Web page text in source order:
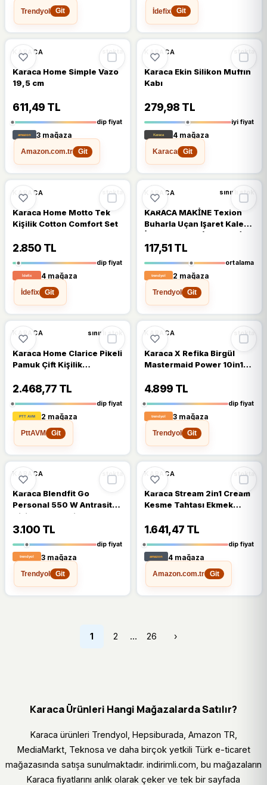
Trendyol Git İdefix Git
%53 %53 DÜŞTÜ
KARACA stokta
Karaca Home Simple Vazo
19,5 cm
611,49 TL
dip fiyat
3 mağaza
Amazon.com.tr
Git
%26 %26 DÜŞTÜ
KARACA stokta
Karaca Ekin Silikon Muffin
Kabı
279,98 TL
iyi fiyat
4 mağaza
Karaca
Git
%48 %48 DÜŞTÜ
KARACA stokta
Karaca Home Motto Tek
Kişilik Cotton Comfort Set
2.850 TL
dip fiyat
4 mağaza
İdefix
Git
%40 %40 DÜŞTÜ
KARACA sınırlı stok
KARACA MAKİNE Texion
Buharla Uçan Işaret Kalemi
İçin Yedek Uç (20 ADET) -
Dikiş Makinesi Aksesuarı
117,51 TL
ortalama
2 mağaza
Trendyol
Git
%50 %50 DÜŞTÜ
KARACA sınırlı stok
Karaca Home Clarice Pikeli
Pamuk Çift Kişilik
2.468,77 TL
dip fiyat
2 mağaza
PttAVM
Git
%49 %49 DÜŞTÜ
KARACA stokta
Karaca X Refika Birgül
Mastermaid Power 10in1
Mutfak Robotu
4.899 TL
dip fiyat
3 mağaza
Trendyol
Git
%41 %41 DÜŞTÜ
KARACA stokta
Karaca Blendfit Go
Personal 550 W Antrasit
Kişisel Smoothie Blender
3.100 TL
dip fiyat
3 mağaza
Trendyol
Git
%49 %49 DÜŞTÜ
KARACA stokta
Karaca Stream 2in1 Cream
Kesme Tahtası Ekmek
1.641,47 TL
dip fiyat
4 mağaza
Amazon.com.tr
Git
1 2 … 26 ›
Karaca Ürünleri Hangi Mağazalarda Satılır?
Karaca ürünleri Trendyol, Hepsiburada, Amazon TR,
MediaMarkt, Teknosa ve daha birçok yetkili Türk e-ticaret
mağazasında satışa sunulmaktadır. indirimli.com, bu mağazaların
Karaca fiyatlarını anlık olarak çeker ve tek bir sayfada